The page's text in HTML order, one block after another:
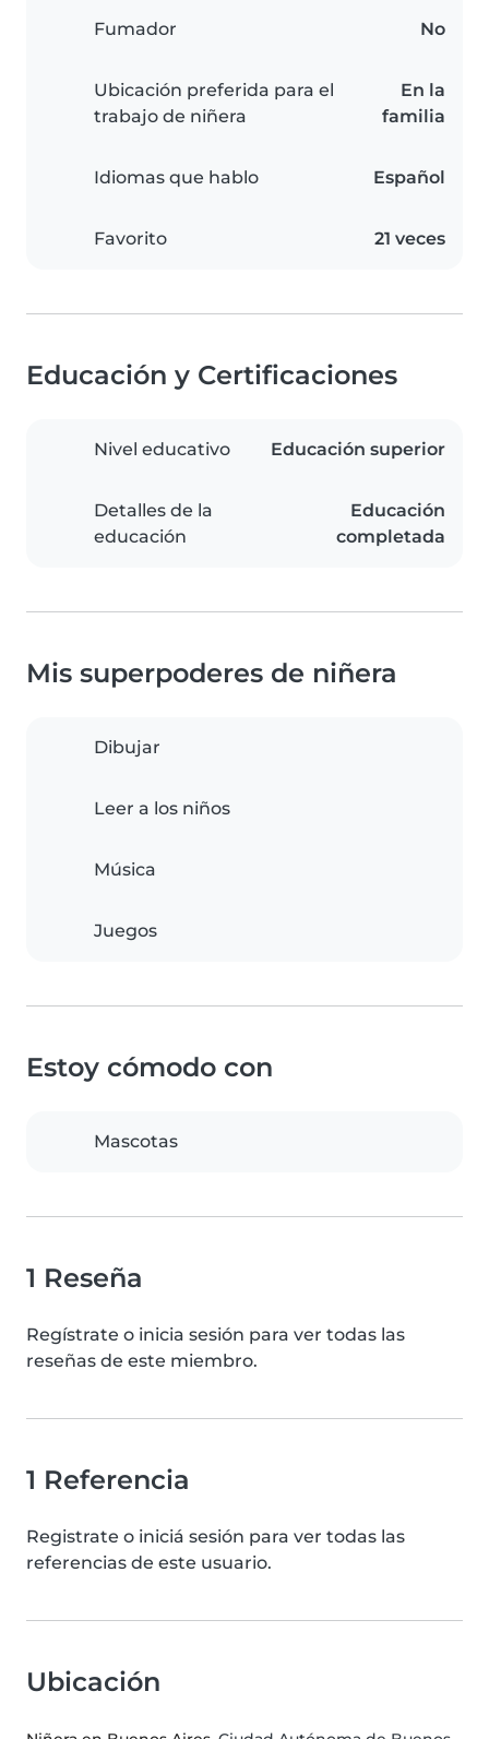
Fumador No
Ubicación preferida para el
trabajo de niñera
En la
familia
Idiomas que hablo Español
Favorito 21 veces
Educación y Certificaciones
Nivel educativo Educación superior
Detalles de la
educación
Educación
completada
Mis superpoderes de niñera
Dibujar
Leer a los niños
Música
Juegos
Estoy cómodo con
Mascotas
1 Reseña
Regístrate o inicia sesión para ver todas las
reseñas de este miembro.
1 Referencia
Registrate o iniciá sesión para ver todas las
referencias de este usuario.
Ubicación